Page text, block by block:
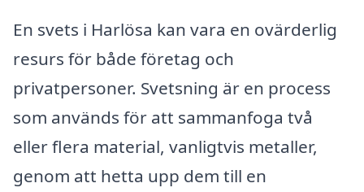
En svets i Harlösa kan vara en ovärderlig
resurs för både företag och
privatpersoner. Svetsning är en process
som används för att sammanfoga två
eller flera material, vanligtvis metaller,
genom att hetta upp dem till en